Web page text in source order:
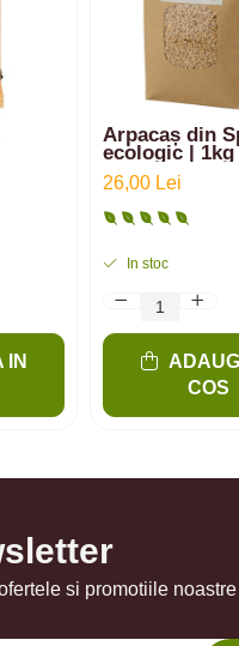
IN
Arpacaș din
ecologic | 1kg
26,00 Lei
In stoc
COS
si promotiile noastre